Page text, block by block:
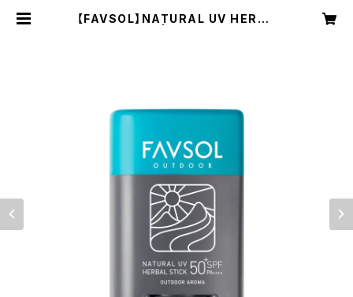
【FAVSOL】NATURAL UV HERBA